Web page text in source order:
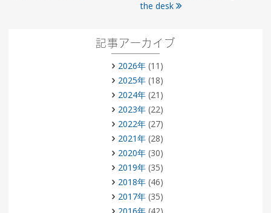
the desk
記事アーカイブ
2026年(11)
2025年(18)
2024年(21)
2023年(22)
2022年(27)
2021年(28)
2020年(30)
2019年(35)
2018年(46)
2017年(35)